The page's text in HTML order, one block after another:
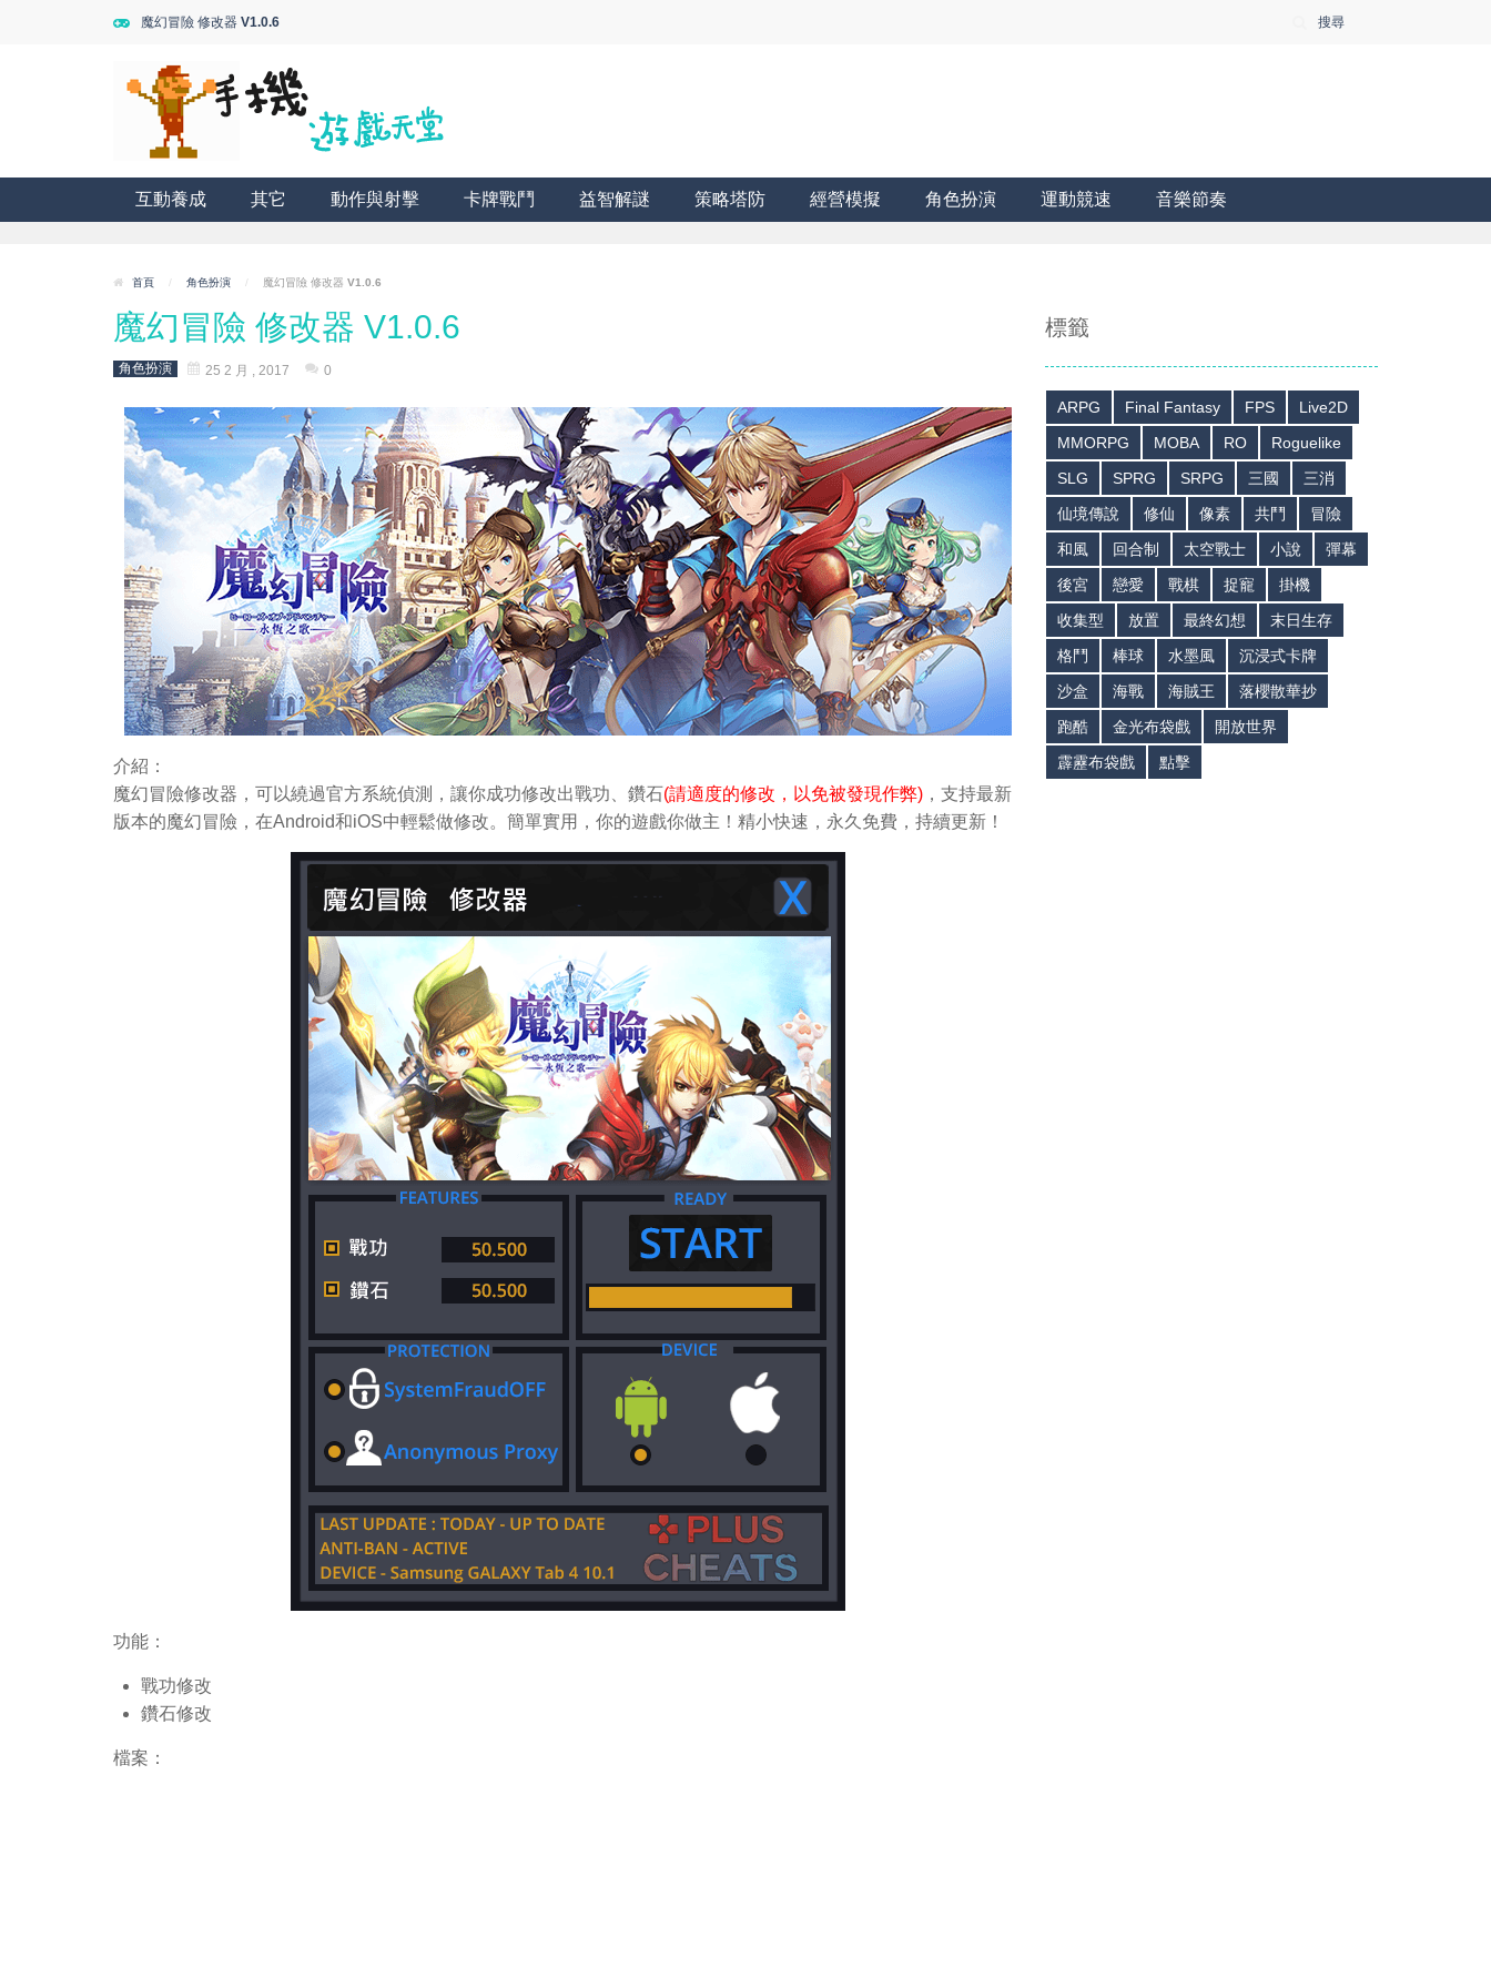
魔幻冒險 修改器 V1.0.6 搜尋
互動養成 其它 動作與射擊 卡牌戰鬥 益智解謎 策略塔防 經營模擬 角色扮演 運動競速 音樂節奏
首頁 / 角色扮演 / 魔幻冒險 修改器 V1.0.6
魔幻冒險 修改器 V1.0.6
角色扮演 25 2 月 , 2017 0
介紹：
魔幻冒險修改器，可以繞過官方系統偵測，讓你成功修改出戰功 、鑽石(請適度的修改，以免被發現作弊) ，支持最新
版本的魔幻冒險，在Android和iOS中輕鬆做修改。簡單實用，你的遊戲你做主！精小快速，永久免費，持續更新！
功能：
戰功修改
鑽石修改
檔案：
標籤
ARPG Final Fantasy FPS
Live2D
MMORPG
MOBA RO
Roguelike
SLG
SPRG SRPG 三國
三消
仙境傳說
修仙 像素 共鬥
冒險
和風
回合制 太空戰士 小說
彈幕
後宮
戀愛 戰棋 捉寵
掛機
收集型
放置 最終幻想
末日生存
格鬥
棒球 水墨風
沉浸式卡牌
沙盒
海戰 海賊王
落櫻散華抄
跑酷
金光布袋戲
開放世界
霹靂布袋戲
點擊